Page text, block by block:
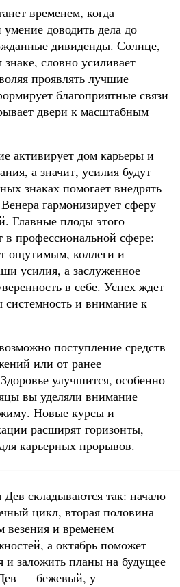
временем, когда
доводить дела до
дивиденды. Солнце,
словно усиливает
проявлять лучшие
благоприятные связи
двери к масштабным
активирует дом карьеры и
а значит, усилия будут
знаках помогает внедрять
гармонизирует сферу
Главные плоды этого
в профессиональной сфере:
ощутимым, коллеги и
усилия, а заслуженное
в себе. Успех ждет
системность и внимание к
поступление средств
или от ранее
улучшится, особенно
вы уделяли внимание
Новые курсы и
расширят горизонты,
карьерных прорывов.
складываются так: начало
цикл, вторая половина
везения и временем
а октябрь поможет
и заложить планы на будущее
— бежевый, у